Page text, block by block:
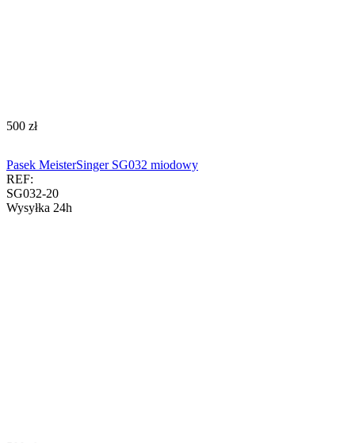
‍500‍ zł
Pasek MeisterSinger SG032 miodowy
REF:
SG032-20
Wysyłka 24h